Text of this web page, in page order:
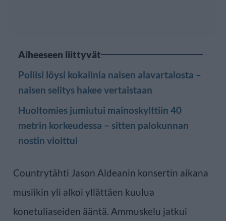
Aiheeseen liittyvät
Poliisi löysi kokaiinia naisen alavartalosta –
naisen selitys hakee vertaistaan
Huoltomies jumiutui mainoskylttiin 40
metrin korkeudessa – sitten palokunnan
nostin vioittui
Countrytähti Jason Aldeanin konsertin aikana
musiikin yli alkoi yllättäen kuulua
konetuliaseiden ääntä. Ammuskelu jatkui